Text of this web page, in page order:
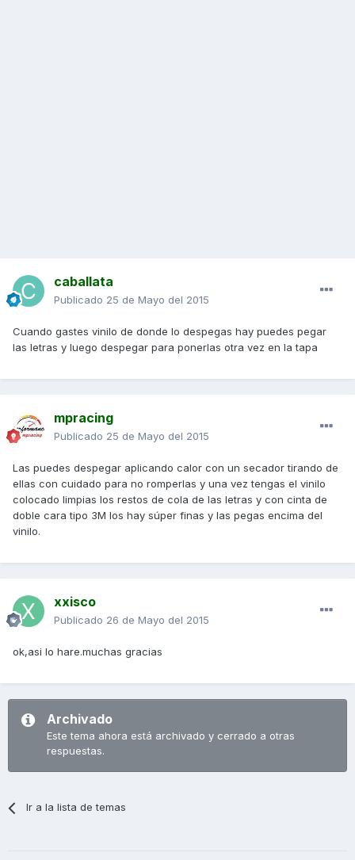
caballata
Publicado 25 de Mayo del 2015
Cuando gastes vinilo de donde lo despegas hay puedes pegar
las letras y luego despegar para ponerlas otra vez en la tapa
mpracing
Publicado 25 de Mayo del 2015
Las puedes despegar aplicando calor con un secador tirando de
ellas con cuidado para no romperlas y una vez tengas el vinilo
colocado limpias los restos de cola de las letras y con cinta de
doble cara tipo 3M los hay súper finas y las pegas encima del
vinilo.
xxisco
Publicado 26 de Mayo del 2015
ok,asi lo hare.muchas gracias
Archivado
Este tema ahora está archivado y cerrado a otras
respuestas.
Ir a la lista de temas